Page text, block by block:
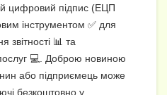
цифровий підпис (ЕЦП
інструментом ✅ для
звітності 📊 та
💻. Доброю новиною
або підприємець може
безкоштовно у